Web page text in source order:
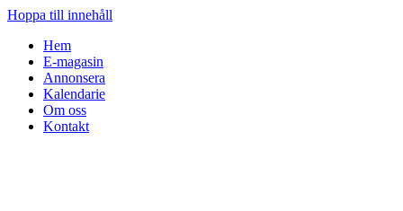
Hoppa till innehåll
Hem
E-magasin
Annonsera
Kalendarie
Om oss
Kontakt